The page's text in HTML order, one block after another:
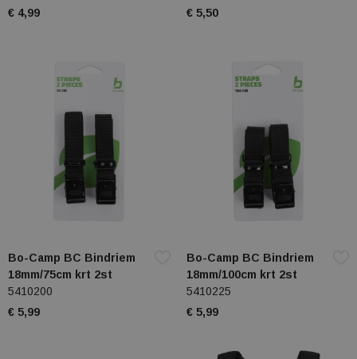
€ 4,99
€ 5,50
Bo-Camp BC Bindriem
18mm/75cm krt 2st
5410200
€ 5,99
Bo-Camp BC Bindriem
18mm/100cm krt 2st
5410225
€ 5,99